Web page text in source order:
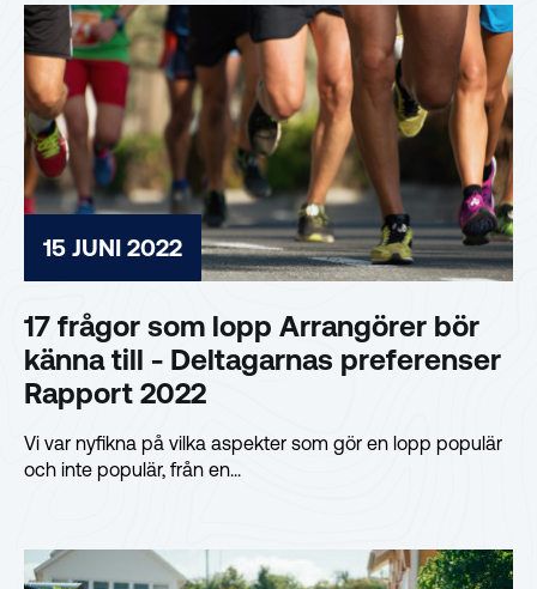
15 JUNI 2022
17 frågor som lopp Arrangörer bör
känna till - Deltagarnas preferenser
Rapport 2022
Vi var nyfikna på vilka aspekter som gör en lopp populär
och inte populär, från en...